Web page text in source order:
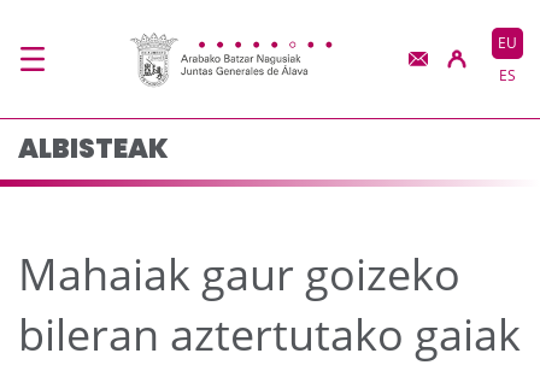
Mahaiak gaur goizekoEU
ES
ALBISTEAK
Mahaiak gaur goizeko
bileran aztertutako gaiak